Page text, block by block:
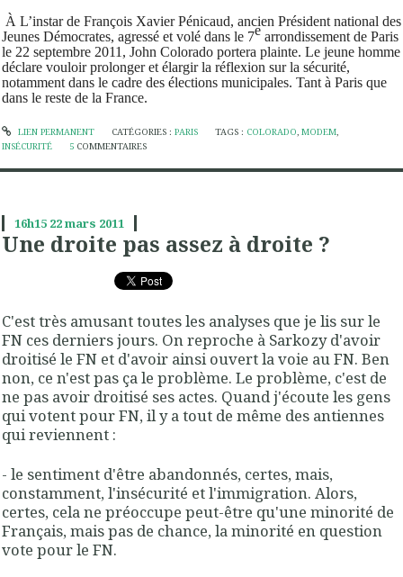
À L’instar de François Xavier Pénicaud, ancien Président national des
Jeunes Démocrates, agressé et volé dans le 7e arrondissement de Paris
le 22 septembre 2011, John Colorado portera plainte. Le jeune homme
déclare vouloir prolonger et élargir la réflexion sur la sécurité,
notamment dans le cadre des élections municipales. Tant à Paris que
dans le reste de la France.
LIEN PERMANENT CATÉGORIES : PARIS TAGS : COLORADO,MODEM,
INSÉCURITÉ
5 COMMENTAIRES
16h15 22mars 2011
Une droite pas assez à droite ?
C'est très amusant toutes les analyses que je lis sur le
FN ces derniers jours. On reproche à Sarkozy d'avoir
droitisé le FN et d'avoir ainsi ouvert la voie au FN. Ben
non, ce n'est pas ça le problème. Le problème, c'est de
ne pas avoir droitisé ses actes. Quand j'écoute les gens
qui votent pour FN, il y a tout de même des antiennes
qui reviennent :
- le sentiment d'être abandonnés, certes, mais,
constamment, l'insécurité et l'immigration. Alors,
certes, cela ne préoccupe peut-être qu'une minorité de
Français, mais pas de chance, la minorité en question
vote pour le FN.